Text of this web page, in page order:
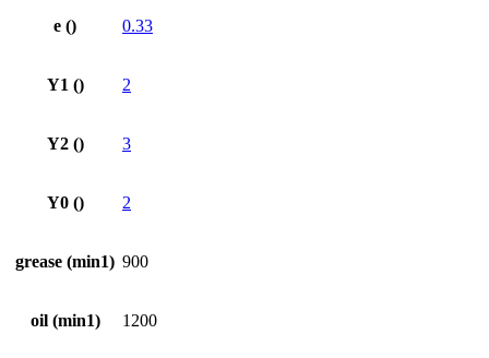
e () 0.33
Y1 () 2
Y2 () 3
Y0 () 2
grease (min1) 900
oil (min1) 1200